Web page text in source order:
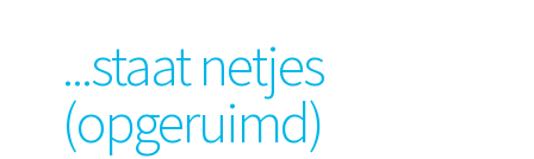
...staat netjes
(opgeruimd)